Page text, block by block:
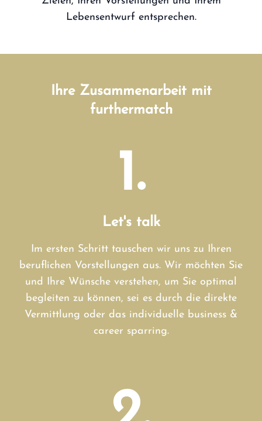
Lebensentwurf entsprechen.
Ihre Zusammenarbeit mit
furthermatch
1.
Let's talk
Im ersten Schritt tauschen wir uns zu Ihren
beruflichen Vorstellungen aus. Wir möchten Sie
und Ihre Wünsche verstehen, um Sie optimal
begleiten zu können, sei es durch die direkte
Vermittlung oder das individuelle business &
career sparring.